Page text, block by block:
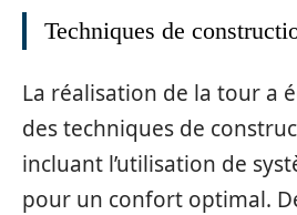
Techniques de
La réalisation de la tour a
des techniques de
incluant l’utilisation de
pour un confort optimal.